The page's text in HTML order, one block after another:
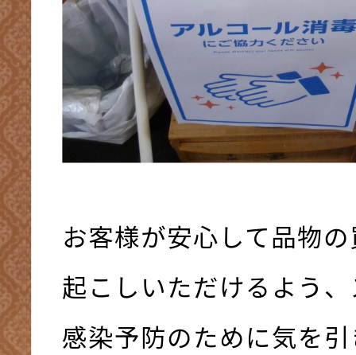
お客様が安心して品物
起こしいただけるよう
感染予防のために気を